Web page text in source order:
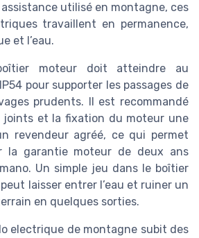
utilisé en montagne, ces
travaillent en permanence,
et l’eau.
moteur doit atteindre au
pour supporter les passages de
prudents. Il est recommandé
joints et la fixation du moteur une
revendeur agréé, ce qui permet
la garantie moteur de deux ans
Un simple jeu dans le boîtier
laisser entrer l’eau et ruiner un
en quelques sorties.
electrique de montagne subit des